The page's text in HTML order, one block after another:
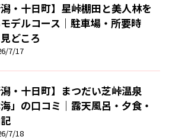
潟・十日町】星峠棚田と美人林を
デルコース｜駐車場・所要時
どころ
7/17
潟・十日町】まつだい芝峠温泉
海」の口コミ｜露天風呂・夕食・
7/18